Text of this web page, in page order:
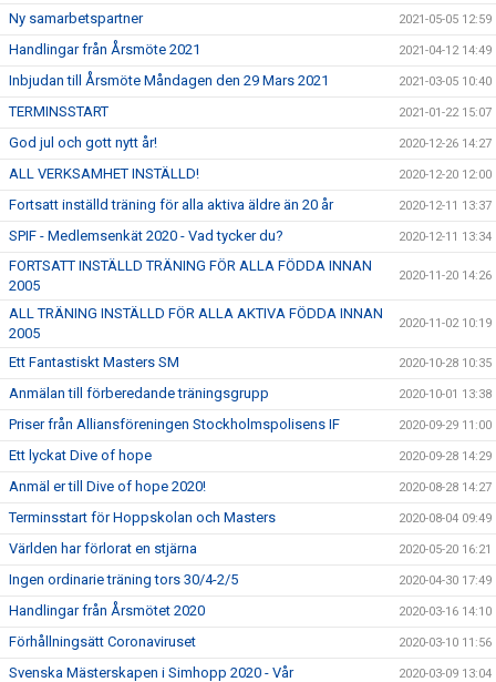
Ny samarbetspartner 2021-05-05 12:59
Handlingar från Årsmöte 2021 2021-04-12 14:49
Inbjudan till Årsmöte Måndagen den 29 Mars 2021 2021-03-05 10:40
TERMINSSTART 2021-01-22 15:07
God jul och gott nytt år! 2020-12-26 14:27
ALL VERKSAMHET INSTÄLLD! 2020-12-20 12:00
Fortsatt inställd träning för alla aktiva äldre än 20 år 2020-12-11 13:37
SPIF - Medlemsenkät 2020 - Vad tycker du? 2020-12-11 13:34
FORTSATT INSTÄLLD TRÄNING FÖR ALLA FÖDDA INNAN
2005
2020-11-20 14:26
ALL TRÄNING INSTÄLLD FÖR ALLA AKTIVA FÖDDA INNAN
2005
2020-11-02 10:19
Ett Fantastiskt Masters SM 2020-10-28 10:35
Anmälan till förberedande träningsgrupp 2020-10-01 13:38
Priser från Alliansföreningen Stockholmspolisens IF 2020-09-29 11:00
Ett lyckat Dive of hope 2020-09-28 14:29
Anmäl er till Dive of hope 2020! 2020-08-28 14:27
Terminsstart för Hoppskolan och Masters 2020-08-04 09:49
Världen har förlorat en stjärna 2020-05-20 16:21
Ingen ordinarie träning tors 30/4-2/5 2020-04-30 17:49
Handlingar från Årsmötet 2020 2020-03-16 14:10
Förhållningsätt Coronaviruset 2020-03-10 11:56
Svenska Mästerskapen i Simhopp 2020 - Vår 2020-03-09 13:04